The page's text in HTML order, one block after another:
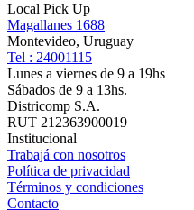
Local Pick Up
Magallanes 1688
Montevideo, Uruguay
Tel : 24001115
Lunes a viernes de 9 a 19hs
Sábados de 9 a 13hs.
Districomp S.A.
RUT 212363900019
Institucional
Trabajá con nosotros
Política de privacidad
Términos y condiciones
Contacto